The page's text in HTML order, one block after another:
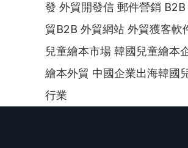
發 外貿開發信 郵件營銷
貿B2B 外貿網站 外貿獲客軟
兒童繪本市場 韓國兒童繪本
繪本外貿 中國企業出海韓國
行業